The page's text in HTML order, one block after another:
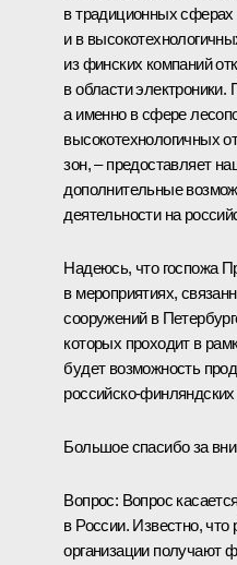
в традиционных сферах
и в
из финских компаний
в области электроники.
а именно в сфере
высокотехнологичных
зон, – предоставляет
дополнительные
деятельности на
Надеюсь, что госпожа
в мероприятиях,
сооружений в
которых проходит в
будет возможность
российско-
Большое спасибо за
Вопрос: Вопрос
в России. Известно,
организации получают